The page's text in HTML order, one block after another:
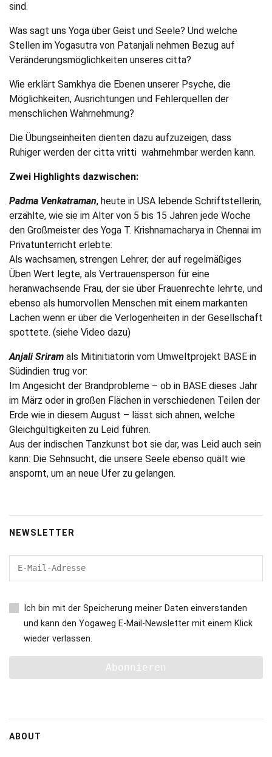
sind.
Was sagt uns Yoga über Geist und Seele? Und welche
Stellen im Yogasutra von Patanjali nehmen Bezug auf
Veränderungsmöglichkeiten unseres citta?
Wie erklärt Samkhya die Ebenen unserer Psyche, die
Möglichkeiten, Ausrichtungen und Fehlerquellen der
menschlichen Wahrnehmung?
Die Übungseinheiten dienten dazu aufzuzeigen, dass
Ruhiger werden der citta vritti wahrnehmbar werden kann.
Zwei Highlights dazwischen:
Padma Venkatraman, heute in USA lebende Schriftstellerin,
erzählte, wie sie im Alter von 5 bis 15 Jahren jede Woche
den Großmeister des Yoga T. Krishnamacharya in Chennai im
Privatunterricht erlebte:
Als wachsamen, strengen Lehrer, der auf regelmäßiges
Üben Wert legte, als Vertrauensperson für eine
heranwachsende Frau, der sie über Frauenrechte lehrte, und
ebenso als humorvollen Menschen mit einem markanten
Lachen wenn er über die Verlogenheiten in der Gesellschaft
spottete. (siehe Video dazu)
Anjali Sriram als Mitinitiatorin vom Umweltprojekt BASE in
Südindien trug vor:
Im Angesicht der Brandprobleme – ob in BASE dieses Jahr
im März oder in großen Flächen in verschiedenen Teilen der
Erde wie in diesem August – lässt sich ahnen, welche
Gleichgültigkeiten zu Leid führen.
Aus der indischen Tanzkunst bot sie dar, was Leid auch sein
kann: Die Sehnsucht, die unsere Seele ebenso quält wie
anspornt, um an neue Ufer zu gelangen.
NEWSLETTER
Ich bin mit der Speicherung meiner Daten einverstanden
und kann den Yogaweg E-Mail-Newsletter mit einem Klick
wieder verlassen.
ABOUT